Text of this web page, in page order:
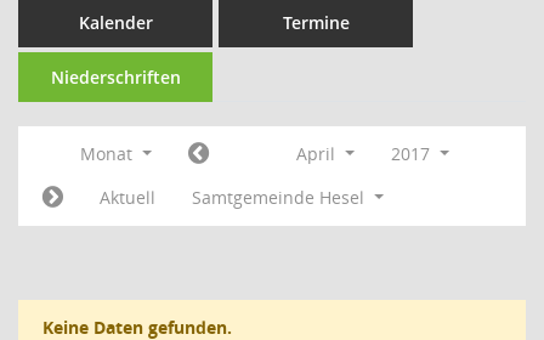
Kalender Termine
Niederschriften
Monat April
2017
Aktuell
Samtgemeinde Hesel
Keine Daten gefunden.